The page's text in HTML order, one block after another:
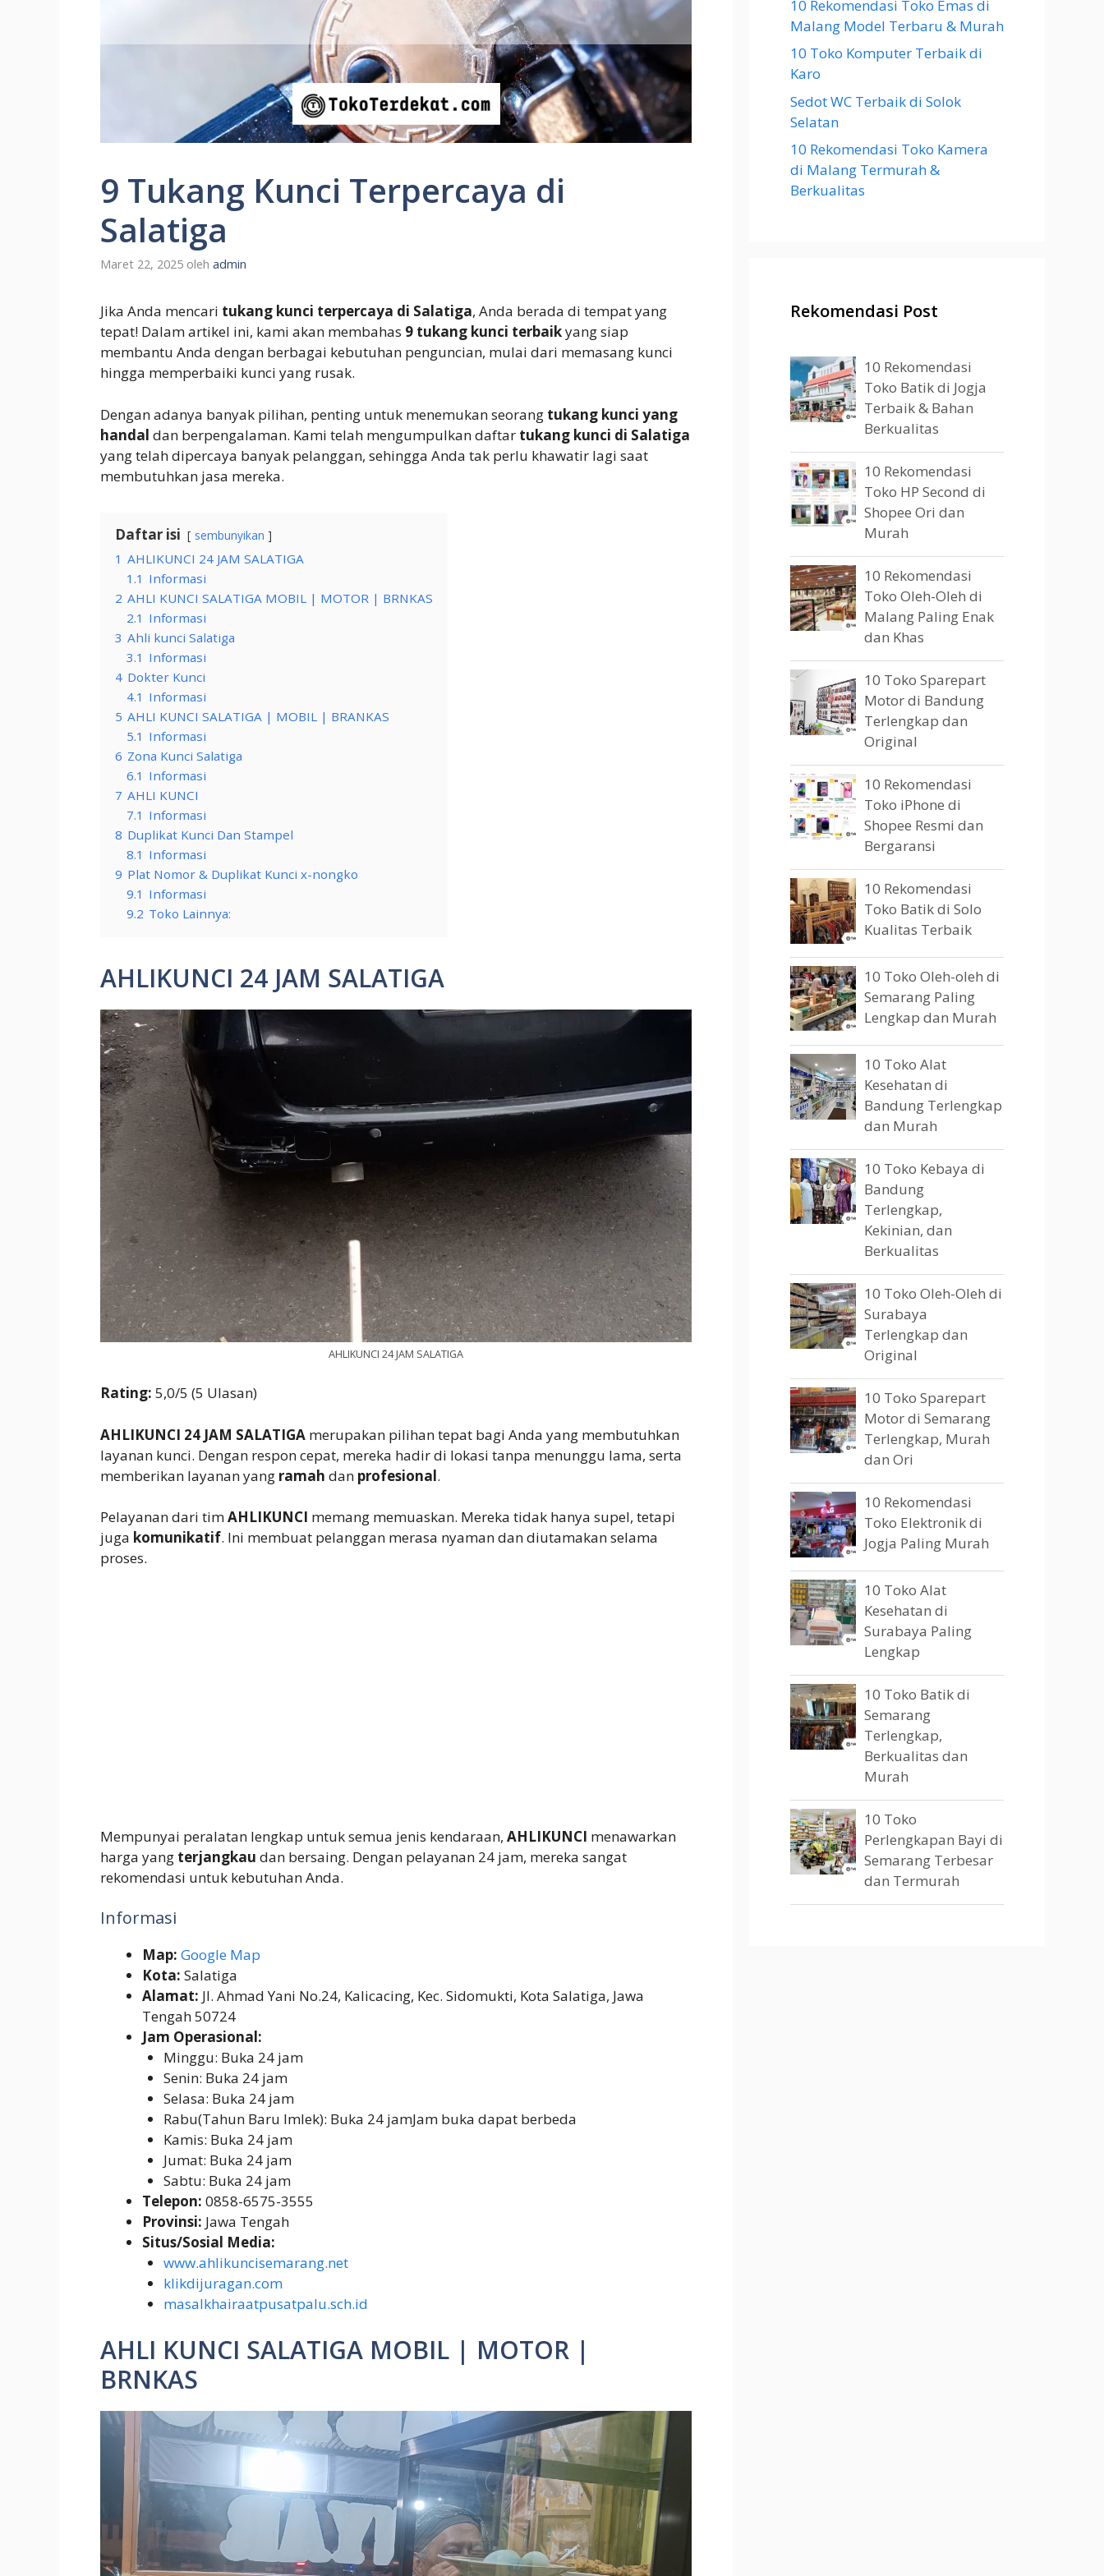
9 Tukang Kunci Terpercaya di
Salatiga
Maret 22, 2025 oleh admin
Jika Anda mencari tukang kunci terpercaya di Salatiga, Anda berada di tempat yang
tepat! Dalam artikel ini, kami akan membahas 9 tukang kunci terbaikyang siap
membantu Anda dengan berbagai kebutuhan penguncian, mulai dari memasang kunci
hingga memperbaiki kunci yang rusak.
Dengan adanya banyak pilihan, penting untuk menemukan seorang tukang kunci yang
handal dan berpengalaman. Kami telah mengumpulkan daftar tukang kunci di Salatiga
yang telah dipercaya banyak pelanggan, sehingga Anda tak perlu khawatir lagi saat
membutuhkan jasa mereka.
Daftar isi sembunyikan
1 AHLIKUNCI 24 JAM SALATIGA
1.1 Informasi
2 AHLI KUNCI SALATIGA MOBIL | MOTOR | BRNKAS
2.1 Informasi
3 Ahli kunci Salatiga
3.1 Informasi
4 Dokter Kunci
4.1 Informasi
5 AHLI KUNCI SALATIGA | MOBIL | BRANKAS
5.1 Informasi
6 Zona Kunci Salatiga
6.1 Informasi
7 AHLI KUNCI
7.1 Informasi
8 Duplikat Kunci Dan Stampel
8.1 Informasi
9 Plat Nomor & Duplikat Kunci x-nongko
9.1 Informasi
9.2 Toko Lainnya:
AHLIKUNCI 24 JAM SALATIGA
AHLIKUNCI 24 JAM SALATIGA
Rating: 5,0/5 (5 Ulasan)
AHLIKUNCI 24 JAM SALATIGA merupakan pilihan tepat bagi Anda yang membutuhkan
layanan kunci. Dengan respon cepat, mereka hadir di lokasi tanpa menunggu lama, serta
memberikan layanan yang ramah dan profesional.
Pelayanan dari timAHLIKUNCI memang memuaskan. Mereka tidak hanya supel, tetapi
juga komunikatif. Ini membuat pelanggan merasa nyaman dan diutamakan selama
proses.
Mempunyai peralatan lengkap untuk semua jenis kendaraan, AHLIKUNCI menawarkan
harga yang terjangkau dan bersaing. Dengan pelayanan 24 jam, mereka sangat
rekomendasi untuk kebutuhan Anda.
Informasi
Map: Google Map
Kota: Salatiga
Alamat: Jl. Ahmad Yani No.24, Kalicacing, Kec. Sidomukti, Kota Salatiga, Jawa
Tengah 50724
Jam Operasional:
Minggu: Buka 24 jam
Senin: Buka 24 jam
Selasa: Buka 24 jam
Rabu(Tahun Baru Imlek): Buka 24 jamJam buka dapat berbeda
Kamis: Buka 24 jam
Jumat: Buka 24 jam
Sabtu: Buka 24 jam
Telepon: 0858-6575-3555
Provinsi: Jawa Tengah
Situs/Sosial Media:
www.ahlikuncisemarang.net
klikdijuragan.com
masalkhairaatpusatpalu.sch.id
AHLI KUNCI SALATIGA MOBIL | MOTOR |
BRNKAS
10 Rekomendasi Toko Emas di
Malang Model Terbaru & Murah
10 Toko Komputer Terbaik di
Karo
Sedot WC Terbaik di Solok
Selatan
10 Rekomendasi Toko Kamera
di Malang Termurah &
Berkualitas
Rekomendasi Post
10 Rekomendasi
Toko Batik di Jogja
Terbaik & Bahan
Berkualitas
10 Rekomendasi
Toko HP Second di
Shopee Ori dan
Murah
10 Rekomendasi
Toko Oleh-Oleh di
Malang Paling Enak
dan Khas
10 Toko Sparepart
Motor di Bandung
Terlengkap dan
Original
10 Rekomendasi
Toko iPhone di
Shopee Resmi dan
Bergaransi
10 Rekomendasi
Toko Batik di Solo
Kualitas Terbaik
10 Toko Oleh-oleh di
Semarang Paling
Lengkap dan Murah
10 Toko Alat
Kesehatan di
Bandung Terlengkap
dan Murah
10 Toko Kebaya di
Bandung
Terlengkap,
Kekinian, dan
Berkualitas
10 Toko Oleh-Oleh di
Surabaya
Terlengkap dan
Original
10 Toko Sparepart
Motor di Semarang
Terlengkap, Murah
dan Ori
10 Rekomendasi
Toko Elektronik di
Jogja Paling Murah
10 Toko Alat
Kesehatan di
Surabaya Paling
Lengkap
10 Toko Batik di
Semarang
Terlengkap,
Berkualitas dan
Murah
10 Toko
Perlengkapan Bayi di
Semarang Terbesar
dan Termurah